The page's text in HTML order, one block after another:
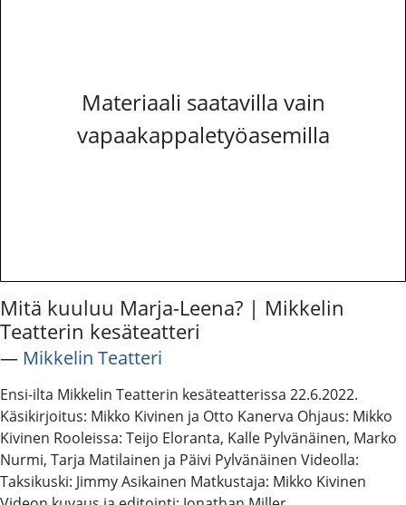
Materiaali saatavilla vain
vapaakappaletyöasemilla
Mitä kuuluu Marja-Leena? | Mikkelin
Teatterin kesäteatteri
― Mikkelin Teatteri
Ensi-ilta Mikkelin Teatterin kesäteatterissa 22.6.2022.
Käsikirjoitus: Mikko Kivinen ja Otto Kanerva Ohjaus: Mikko
Kivinen Rooleissa: Teijo Eloranta, Kalle Pylvänäinen, Marko
Nurmi, Tarja Matilainen ja Päivi Pylvänäinen Videolla:
Taksikuski: Jimmy Asikainen Matkustaja: Mikko Kivinen